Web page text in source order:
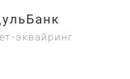
эквайринг